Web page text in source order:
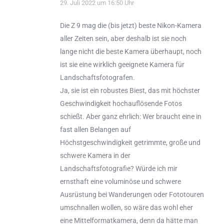
29. Juli 2022 um 16:50 Uhr
Die Z 9 mag die (bis jetzt) beste Nikon-Kamera
aller Zeiten sein, aber deshalb ist sie noch
lange nicht die beste Kamera überhaupt, noch
ist sie eine wirklich geeignete Kamera für
Landschaftsfotografen.
Ja, sie ist ein robustes Biest, das mit höchster
Geschwindigkeit hochauflösende Fotos
schießt. Aber ganz ehrlich: Wer braucht eine in
fast allen Belangen auf
Höchstgeschwindigkeit getrimmte, große und
schwere Kamera in der
Landschaftsfotografie? Würde ich mir
ernsthaft eine voluminöse und schwere
Ausrüstung bei Wanderungen oder Fototouren
umschnallen wollen, so wäre das wohl eher
eine Mittelformatkamera, denn da hätte man